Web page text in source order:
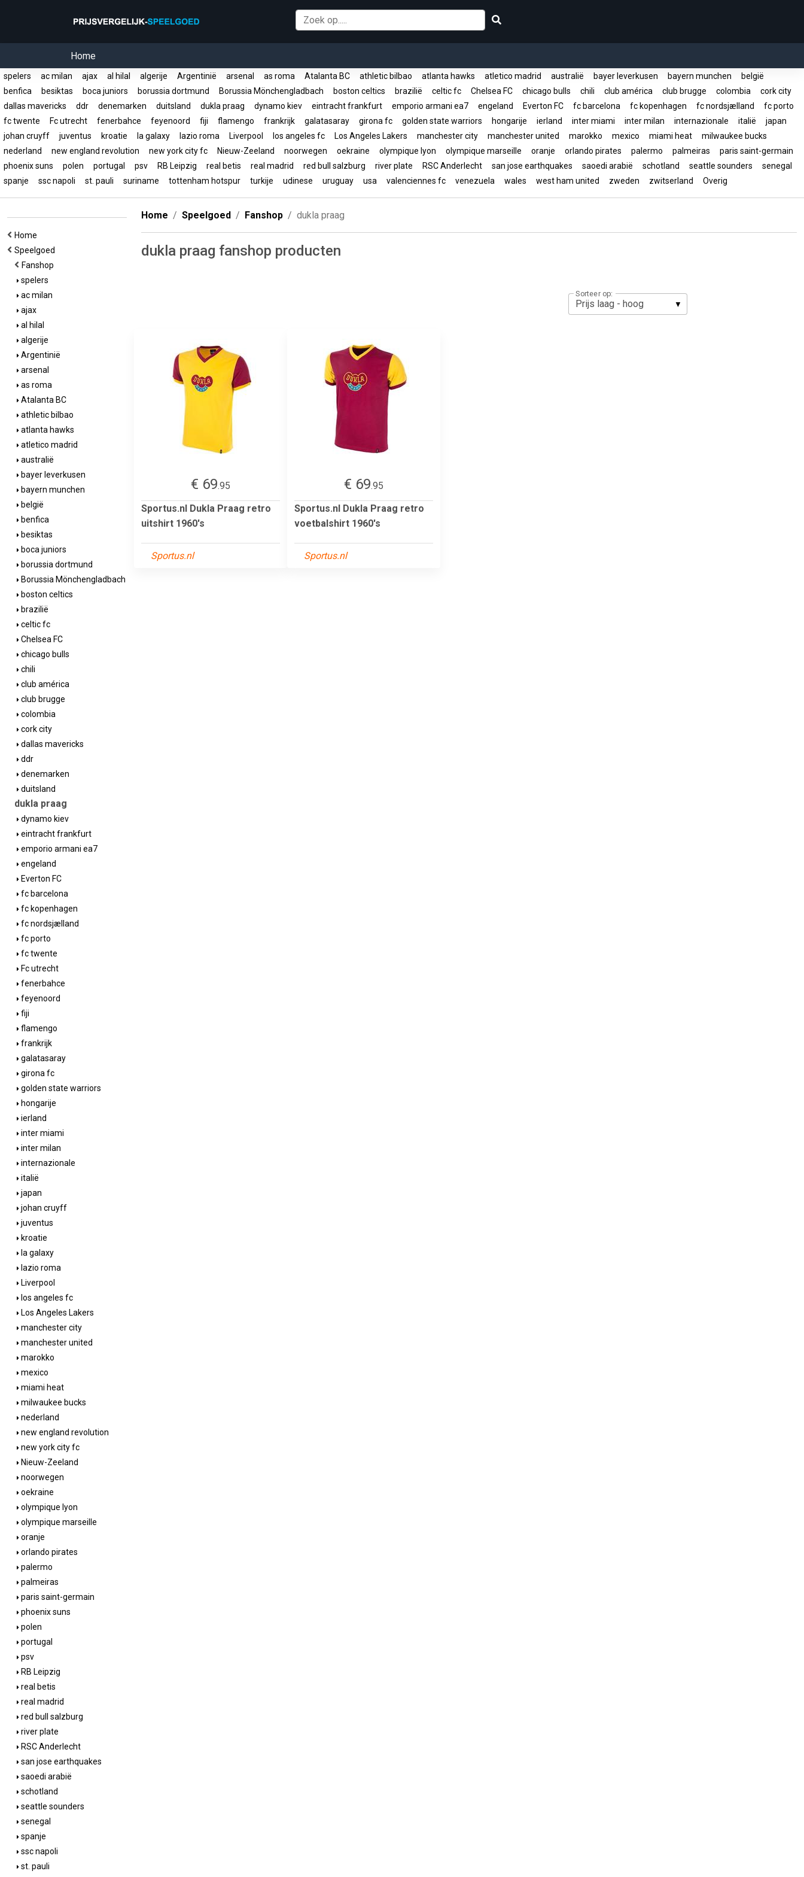
Home
spelers ac milan ajax al hilal algerije Argentinië arsenal as roma Atalanta BC athletic bilbao atlanta hawks atletico madrid australië bayer leverkusen bayern munchen
belgië
benfica
besiktas boca juniors borussia dortmund Borussia Mönchengladbach boston celtics brazilië celtic fc Chelsea FC chicago bulls chili club américa club brugge colombia
cork city
dallas mavericks
ddr denemarken duitsland dukla praag dynamo kiev eintracht frankfurt emporio armani ea7 engeland Everton FC fc barcelona fc kopenhagen fc nordsjælland
fc porto
fc twente
Fc utrecht fenerbahce feyenoord fiji flamengo frankrijk galatasaray girona fc golden state warriors hongarije ierland inter miami inter milan internazionale italië
japan
johan cruyff
juventus kroatie la galaxy lazio roma Liverpool los angeles fc Los Angeles Lakers manchester city manchester united marokko mexico miami heat
milwaukee bucks
nederland
new england revolution new york city fc Nieuw-Zeeland noorwegen oekraine olympique lyon olympique marseille oranje orlando pirates palermo palmeiras
paris saint-germain
phoenix suns
polen portugal psv RB Leipzig real betis real madrid red bull salzburg river plate RSC Anderlecht san jose earthquakes saoedi arabië schotland seattle sounders
senegal
spanje
ssc napoli st. pauli suriname tottenham hotspur turkije udinese uruguay usa valenciennes fc venezuela wales west ham united zweden zwitserland Overig
Home
Speelgoed
Fanshop
spelers
ac milan
ajax
al hilal
algerije
Argentinië
arsenal
as roma
Atalanta BC
athletic bilbao
atlanta hawks
atletico madrid
australië
bayer leverkusen
bayern munchen
belgië
benfica
besiktas
boca juniors
borussia dortmund
Borussia Mönchengladbach
boston celtics
brazilië
celtic fc
Chelsea FC
chicago bulls
chili
club américa
club brugge
colombia
cork city
dallas mavericks
ddr
denemarken
duitsland
dukla praag
dynamo kiev
eintracht frankfurt
emporio armani ea7
engeland
Everton FC
fc barcelona
fc kopenhagen
fc nordsjælland
fc porto
fc twente
Fc utrecht
fenerbahce
feyenoord
fiji
flamengo
frankrijk
galatasaray
girona fc
golden state warriors
hongarije
ierland
inter miami
inter milan
internazionale
italië
japan
johan cruyff
juventus
kroatie
la galaxy
lazio roma
Liverpool
los angeles fc
Los Angeles Lakers
manchester city
manchester united
marokko
mexico
miami heat
milwaukee bucks
nederland
new england revolution
new york city fc
Nieuw-Zeeland
noorwegen
oekraine
olympique lyon
olympique marseille
oranje
orlando pirates
palermo
palmeiras
paris saint-germain
phoenix suns
polen
portugal
psv
RB Leipzig
real betis
real madrid
red bull salzburg
river plate
RSC Anderlecht
san jose earthquakes
saoedi arabië
schotland
seattle sounders
senegal
spanje
ssc napoli
st. pauli
Home Speelgoed Fanshop dukla praag
dukla praag fanshop producten
Sorteer op:
€ 69.95
Sportus.nl Dukla Praag retro
uitshirt 1960's
Sportus.nl
€ 69.95
Sportus.nl Dukla Praag retro
voetbalshirt 1960's
Sportus.nl